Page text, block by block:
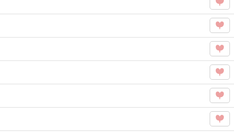
Like
タグ
を
Like
この
タグ
を
Like
この
タグ
を
Like
この
タグ
を
Like
この
タグ
を
この
タグ